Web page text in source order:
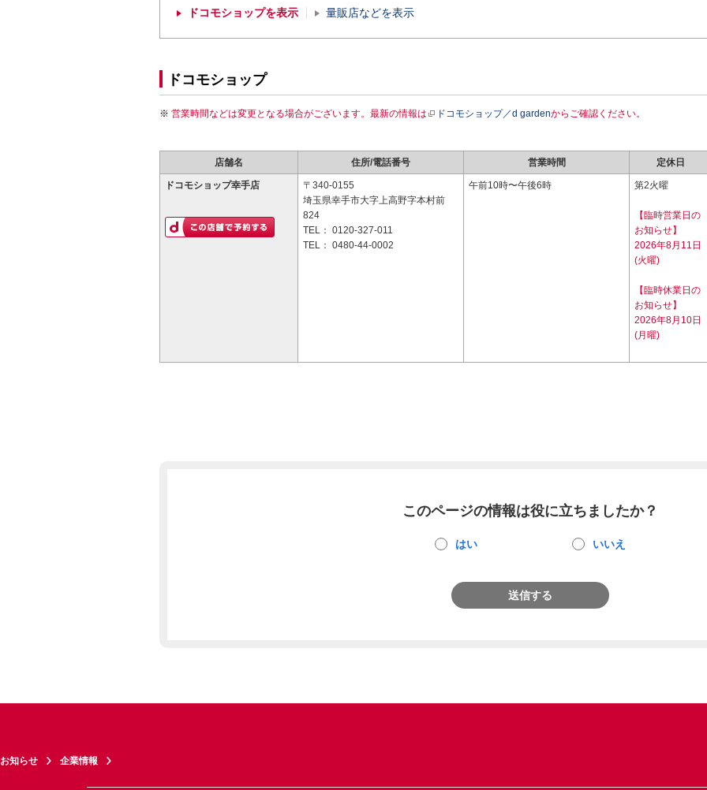
ドコモショップを表示 量販店などを表示
ドコモショップ
営業時間などは変更となる場合がございます。最新の情報は ドコモショップ／d gardenからご確認ください。
店舗名 住所/電話番号 営業時間 定休日
ドコモショップ幸手店
〒340-0155
埼玉県幸手市大字上高野字本村前
824
TEL： 0120-327-011
TEL： 0480-44-0002
午前10時〜午後6時 第2火曜
【臨時営業日の
お知らせ】
2026年8月11日
(火曜)
【臨時休業日の
お知らせ】
2026年8月10日
(月曜)
このページの情報は役に立ちましたか？
はい いいえ
送信する
お知らせ 企業情報